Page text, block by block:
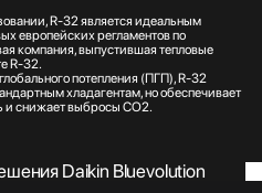
R-32 является идеальным
европейских регламентов по
компания, выпустившая тепловые
R-32.
потепления (ПГП), R-32
хладагентам, но обеспечивает
и снижает выбросы CO2.
Daikin Bluevolution